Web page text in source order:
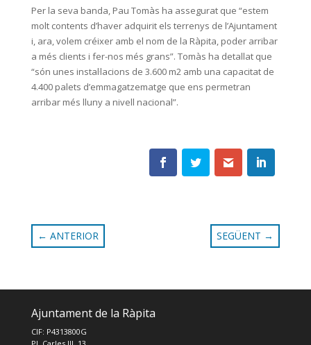
Per la seva banda, Pau Tomàs ha assegurat que “estem
molt contents d’haver adquirit els terrenys de l’Ajuntament
i, ara, volem créixer amb el nom de la Ràpita, poder arribar
a més clients i fer-nos més grans”. Tomàs ha detallat que
“són unes instal·lacions de 3.600 m2amb una capacitat de
4.400 palets d’emmagatzematge que ens permetran
arribar més lluny a nivell nacional”.
← ANTERIOR SEGÜENT →
Ajuntament de la Ràpita
CIF: P4313800G